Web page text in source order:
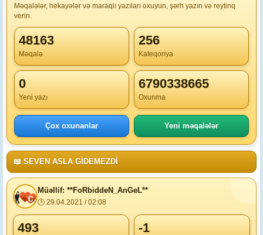
Məqalələr, hekayələr və maraqlı yazıları oxuyun, şərh yazın və reytinq
verin.
48163
Məqalə
256
Kateqoriya
0
Yeni yazı
6790338665
Oxunma
Çox oxunanlar Yeni məqalələr
📖 SEVEN ASLA GİDEMEZDİ
Müəllif: **FoRbiddeN_AnGeL**
🕒 29.04.2021 / 02:08
493 -1